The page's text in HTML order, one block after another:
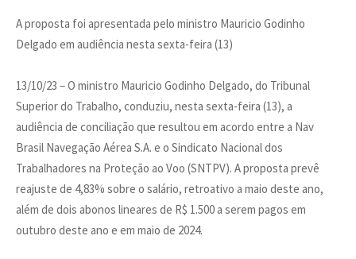
A proposta foi apresentada pelo ministro Mauricio Godinho
Delgado em audiência nesta sexta-feira (13)
13/10/23 – O ministro Mauricio Godinho Delgado, do Tribunal
Superior do Trabalho, conduziu, nesta sexta-feira (13), a
audiência de conciliação que resultou em acordo entre a Nav
Brasil Navegação Aérea S.A. e o Sindicato Nacional dos
Trabalhadores na Proteção ao Voo (SNTPV). A proposta prevê
reajuste de 4,83% sobre o salário, retroativo a maio deste ano,
além de dois abonos lineares de R$ 1.500 a serem pagos em
outubro deste ano e em maio de 2024.